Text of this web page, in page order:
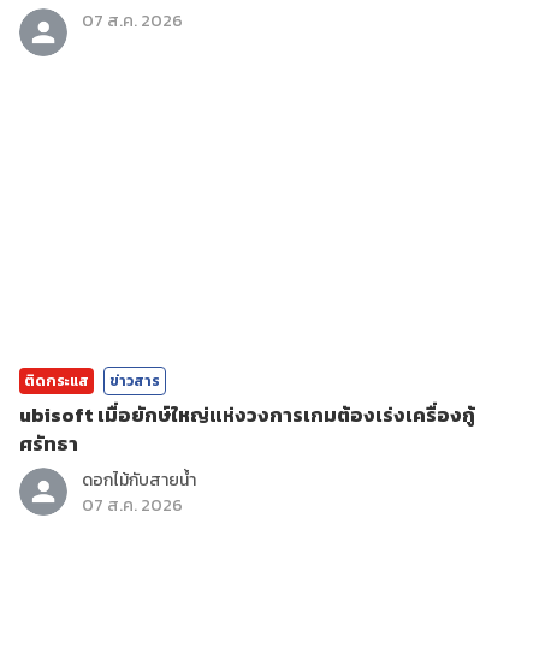
07 ส.ค. 2026
ติดกระแส ข่าวสาร
ubisoft เมื่อยักษ์ใหญ่แห่งวงการเกมต้องเร่งเครื่องกู้
ศรัทธา
ดอกไม้กับสายน้ำ
07 ส.ค. 2026